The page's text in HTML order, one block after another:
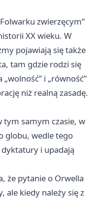
zwierzęcym”
XX wieku. W
pojawiają się także
tam gdzie rodzi się
„wolność” i „równość”
niż realną zasadę.
tym samym czasie, w
globu, wedle tego
i upadają
że pytanie o Orwella
ale kiedy należy się z